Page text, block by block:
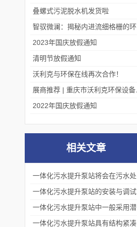
叠螺式污泥脱水机发货啦
2023年国庆放假通知
清明节放假通知
沃利克与环保在线再次合作！
2022年国庆放假通知
相关文章
一体化污水提升泵站的安装与调试